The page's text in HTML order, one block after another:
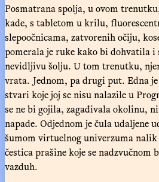
Posmatrana spolja, u ovom
kade, s tabletom u krilu,
slepoočnicama, zatvorenih očiju,
pomerala je ruke kako bi dohvatila i
nevidljivu šolju. U tom trenutku,
vrata. Jednom, pa drugi put. Edna
stvari koje joj se nisu nalazile u
se ne bi gojila, zagađivala okolinu,
napade. Odjednom je čula udaljene
šumom virtuelnog univerzuma nalik
čestica prašine koje se nadzvučnom
vazduh.